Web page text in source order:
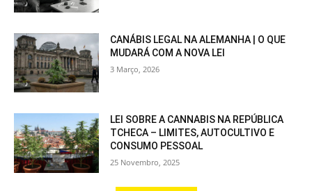
CANÁBIS LEGAL NA ALEMANHA | O QUE
MUDARÁ COM A NOVA LEI
3 Março, 2026
LEI SOBRE A CANNABIS NA REPÚBLICA
TCHECA – LIMITES, AUTOCULTIVO E
CONSUMO PESSOAL
25 Novembro, 2025